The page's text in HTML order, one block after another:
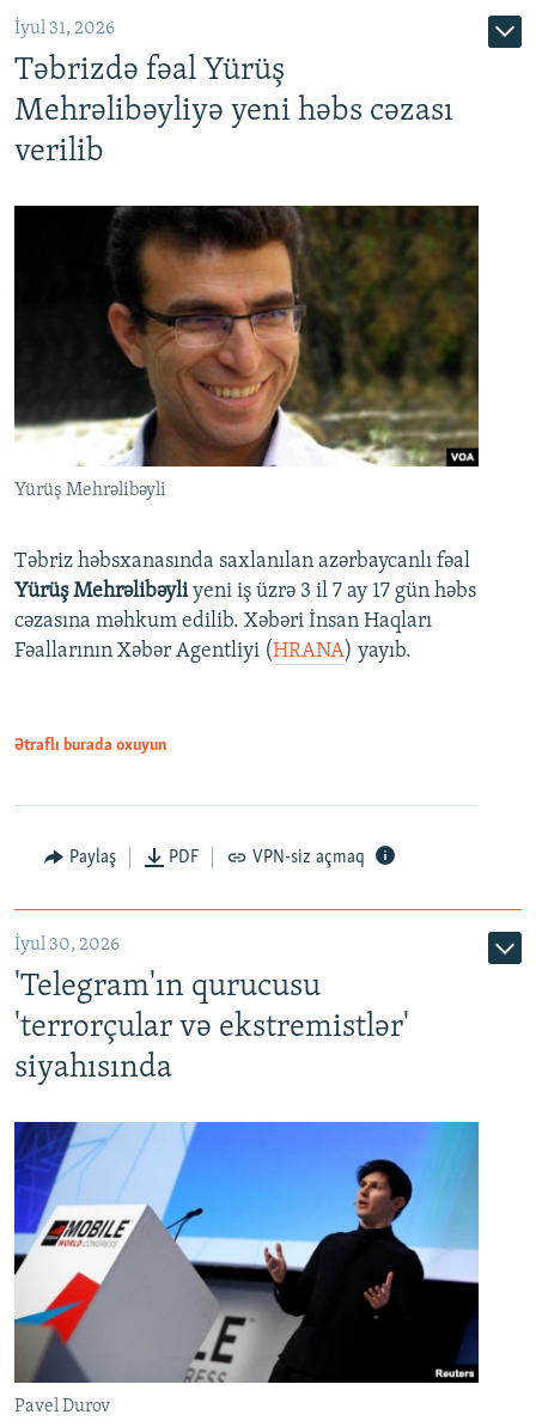
İyul 31, 2026
Təbrizdə fəal Yürüş
Mehrəlibəyliyə yeni həbs cəzası
verilib
Yürüş Mehrəlibəyli
Təbriz həbsxanasında saxlanılan azərbaycanlı fəal
Yürüş Mehrəlibəyliyeni iş üzrə 3 il 7 ay 17 gün həbs
cəzasına məhkum edilib. Xəbəri İnsan Haqları
Fəallarının Xəbər Agentliyi (HRANA) yayıb.
Ətraflı burada oxuyun
Paylaş PDF VPN-siz açmaq
İyul 30, 2026
'Telegram'ın qurucusu
'terrorçular və ekstremistlər'
siyahısında
Pavel Durov